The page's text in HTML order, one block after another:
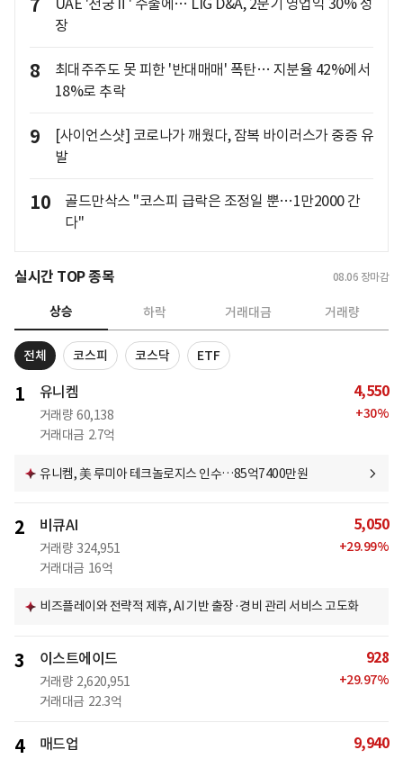
7
UAE '천궁Ⅱ' 수출에… LIG D&A, 2분기 영업익 30% 성
장
8
최대주주도 못 피한 '반대매매' 폭탄… 지분율 42%에서
18%로 추락
9
[사이언스샷] 코로나가 깨웠다, 잠복 바이러스가 중증 유
발
10
골드만삭스 "코스피 급락은 조정일 뿐…1만2000 간
다"
실시간 TOP 종목 08.06 장마감
상승 하락 거래대금 거래량
전체 코스피 코스닥 ETF
1 유니켐
거래량 60,138
거래대금 2.7억
4,550
+30%
유니켐, 美 루미아 테크놀로지스 인수…85억7400만원
2 비큐AI
거래량 324,951
거래대금 16억
5,050
+29.99%
비즈플레이와 전략적 제휴, AI 기반 출장·경비 관리 서비스 고도화
3 이스트에이드
거래량 2,620,951
거래대금 22.3억
928
+29.97%
4 매드업 9,940